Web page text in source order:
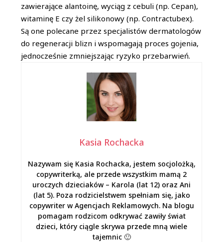
zawierające alantoinę, wyciąg z cebuli (np. Cepan),
witaminę E czy żel silikonowy (np. Contractubex).
Są one polecane przez specjalistów dermatologów
do regeneracji blizn i wspomagają proces gojenia,
jednocześnie zmniejszając ryzyko przebarwień.
Kasia Rochacka
Nazywam się Kasia Rochacka, jestem socjolożką,
copywriterką, ale przede wszystkim mamą 2
uroczych dzieciaków – Karola (lat 12) oraz Ani
(lat 5). Poza rodzicielstwem spełniam się, jako
copywriter w Agencjach Reklamowych. Na blogu
pomagam rodzicom odkrywać zawiły świat
dzieci, który ciągle skrywa przede mną wiele
tajemnic 🙂